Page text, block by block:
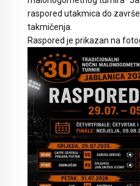
raspored utakmica do
takmičenja.
Raspored je prikazan na